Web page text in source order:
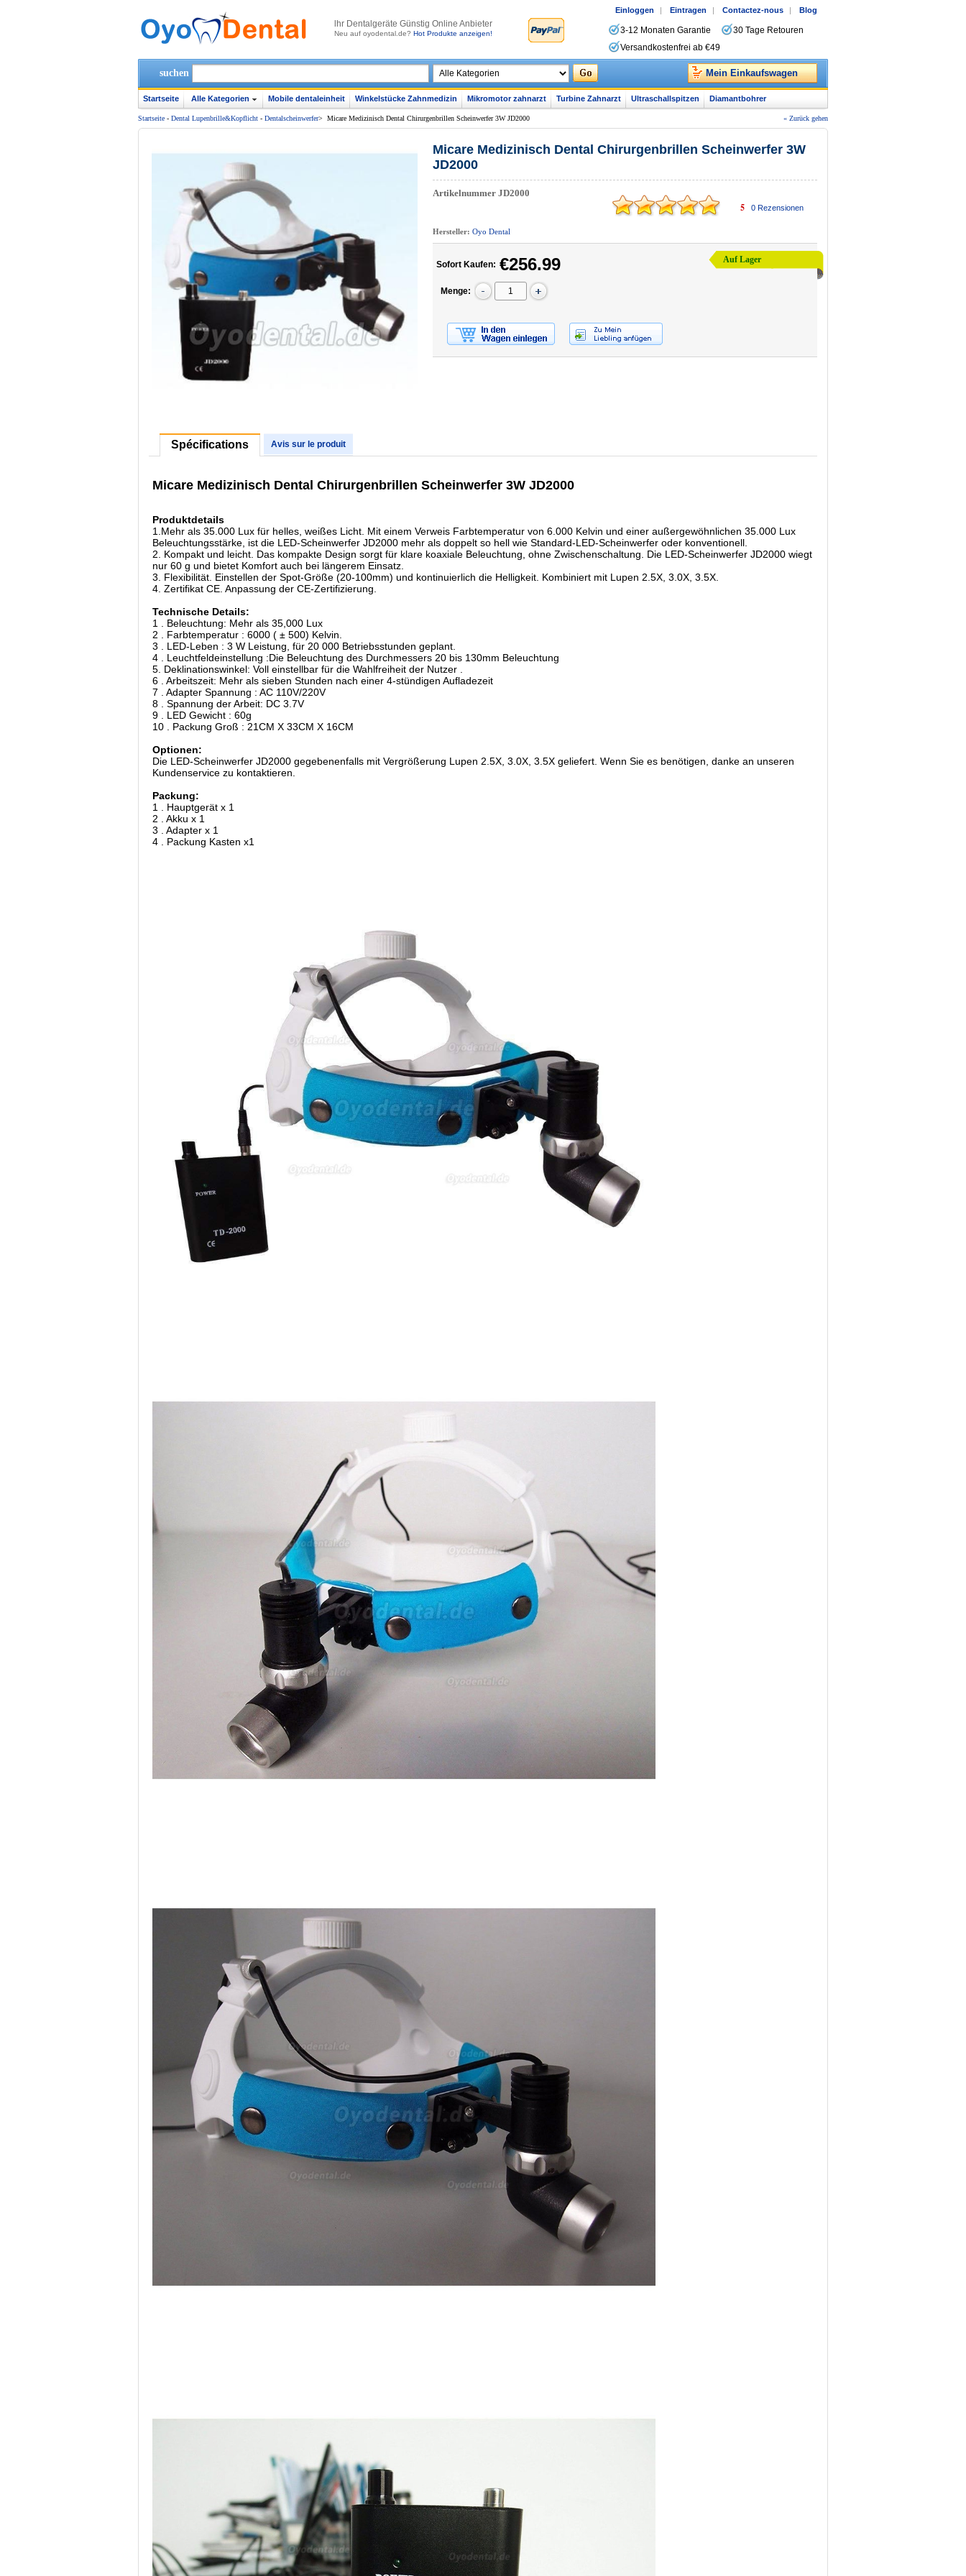
lhr Dentalgeräte Günstig Online Anbieter
Neu auf oyodental.de? Hot Produkte anzeigen!
Einloggen | Eintragen | Contactez-nous | Blog
3-12 Monaten Garantie
30 Tage Retouren
Versandkostenfrei ab €49
suchen Mein Einkaufswagen
Startseite Alle Kategorien Mobile dentaleinheit Winkelstücke Zahnmedizin Mikromotor zahnarzt Turbine Zahnarzt Ultraschallspitzen Diamantbohrer
Startseite - Dental Lupenbrille&Kopflicht - Dentalscheinwerfer> Micare Medizinisch Dental Chirurgenbrillen Scheinwerfer 3W JD2000 « Zurück gehen
Micare Medizinisch Dental Chirurgenbrillen Scheinwerfer 3W
JD2000
Artikelnummer JD2000
5 0Rezensionen
Hersteller: Oyo Dental
Auf Lager
Sofort Kaufen: €256.99
Menge:
Spécifications Avis sur le produit
Micare Medizinisch Dental Chirurgenbrillen Scheinwerfer 3W JD2000
Produktdetails
1.Mehr als 35.000 Lux für helles, weißes Licht. Mit einem Verweis Farbtemperatur von 6.000 Kelvin und einer außergewöhnlichen 35.000 Lux
Beleuchtungsstärke, ist die LED-Scheinwerfer JD2000 mehr als doppelt so hell wie Standard-LED-Scheinwerfer oder konventionell.
2. Kompakt und leicht. Das kompakte Design sorgt für klare koaxiale Beleuchtung, ohne Zwischenschaltung. Die LED-Scheinwerfer JD2000 wiegt
nur 60 g und bietet Komfort auch bei längerem Einsatz.
3. Flexibilität. Einstellen der Spot-Größe (20-100mm) und kontinuierlich die Helligkeit. Kombiniert mit Lupen 2.5X, 3.0X, 3.5X.
4. Zertifikat CE. Anpassung der CE-Zertifizierung.
Technische Details:
1 . Beleuchtung: Mehr als 35,000 Lux
2 . Farbtemperatur : 6000 ( ± 500) Kelvin.
3 . LED-Leben : 3 W Leistung, für 20 000 Betriebsstunden geplant.
4 . Leuchtfeldeinstellung :Die Beleuchtung des Durchmessers 20 bis 130mm Beleuchtung
5. Deklinationswinkel: Voll einstellbar für die Wahlfreiheit der Nutzer .
6 . Arbeitszeit: Mehr als sieben Stunden nach einer 4-stündigen Aufladezeit
7 . Adapter Spannung : AC 110V/220V
8 . Spannung der Arbeit: DC 3.7V
9 . LED Gewicht : 60g
10 . Packung Groß : 21CM X 33CM X 16CM
Optionen:
Die LED-Scheinwerfer JD2000 gegebenenfalls mit Vergrößerung Lupen 2.5X, 3.0X, 3.5X geliefert. Wenn Sie es benötigen, danke an unseren
Kundenservice zu kontaktieren.
Packung:
1 . Hauptgerät x 1
2 . Akku x 1
3 . Adapter x 1
4 . Packung Kasten x1